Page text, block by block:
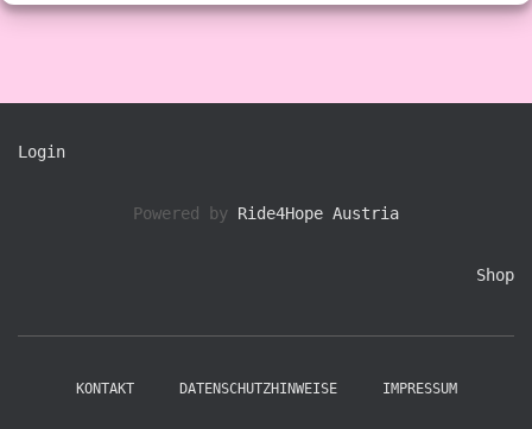
Login
Powered by Ride4Hope Austria
Shop
KONTAKT DATENSCHUTZHINWEISE IMPRESSUM